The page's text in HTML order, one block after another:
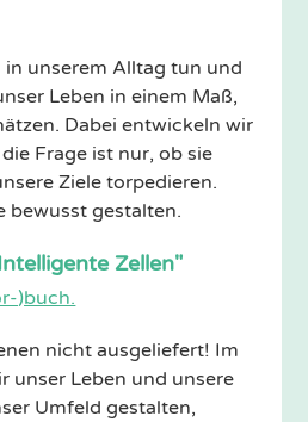
in unserem Alltag tun und
Leben in einem Maß,
Dabei entwickeln wir
Frage ist nur, ob sie
Ziele torpedieren.
bewusst gestalten.
Zellen"
)buch.
nicht ausgeliefert! Im
unser Leben und unsere
Umfeld gestalten,